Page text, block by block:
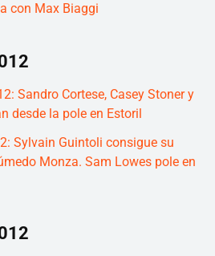
con Max Biaggi
Sandro Cortese, Casey Stoner y
desde la pole en Estoril
Sylvain Guintoli consigue su
Monza. Sam Lowes pole en